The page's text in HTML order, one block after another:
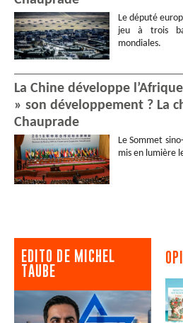
Le député
jeu à trois
mondiales.
La Chine développe
» son développement ? La
Chauprade
Le Sommet
mis en lumière
EDITO DE MICHEL
TAUBE